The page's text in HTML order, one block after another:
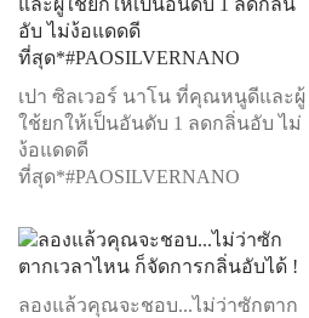
เปา ซิลเวอร์ นาโน ที่คุณหนูดีและผู้
ใช้ยกให้เป็นอันดับ 1 ลดกลิ่นอับ ไม่
ง้อแดดดี
ที่สุด*#PAOSILVERNANO
ลองแล้วคุณจะชอบ...ไม่ว่าซักตาก